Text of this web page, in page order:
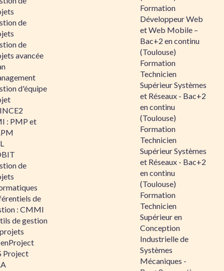
de
de
avancée
d'équipe
: PMP et
de
de
: CMMI
de gestion
Project
Formation
Développeur Web
et Web Mobile –
Bac+2 en continu
(Toulouse)
Formation
Technicien
Supérieur Systèmes
et Réseaux - Bac+2
en continu
(Toulouse)
Formation
Technicien
Supérieur Systèmes
et Réseaux - Bac+2
en continu
(Toulouse)
Formation
Technicien
Supérieur en
Conception
Industrielle de
Systèmes
Mécaniques -